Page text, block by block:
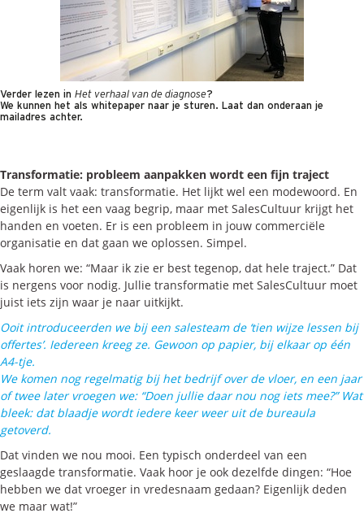
Verder lezen in Het verhaal van de diagnose?
We kunnen het als whitepaper naar je sturen. Laat dan onderaan je
mailadres achter.
Transformatie: probleem aanpakken wordt een fijn traject
De term valt vaak: transformatie. Het lijkt wel een modewoord. En
eigenlijk is het een vaag begrip, maar met SalesCultuur krijgt het
handen en voeten. Er is een probleem in jouw commerciële
organisatie en dat gaan we oplossen. Simpel.
Vaak horen we: “Maar ik zie er best tegenop, dat hele traject.” Dat
is nergens voor nodig. Jullie transformatie met SalesCultuur moet
juist iets zijn waar je naar uitkijkt.
Ooit introduceerden we bij een salesteam de ‘tien wijze lessen bij
offertes’. Iedereen kreeg ze. Gewoon op papier, bij elkaar op één
A4-tje.
We komen nog regelmatig bij het bedrijf over de vloer, en een jaar
of twee later vroegen we: “Doen jullie daar nou nog iets mee?” Wat
bleek: dat blaadje wordt iedere keer weer uit de bureaula
getoverd.
Dat vinden we nou mooi. Een typisch onderdeel van een
geslaagde transformatie. Vaak hoor je ook dezelfde dingen: “Hoe
hebben we dat vroeger in vredesnaam gedaan? Eigenlijk deden
we maar wat!”